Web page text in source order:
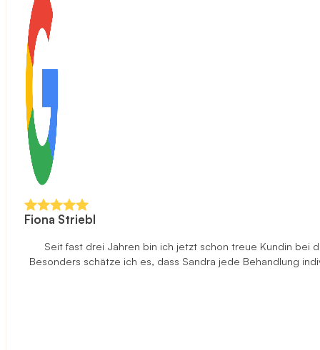
Fiona Striebl
Seit fast drei Jahren bin ich jetzt schon treue Kundin bei
Besonders schätze ich es, dass Sandra jede Behandlung